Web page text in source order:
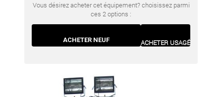
Vous désirez acheter cet équipement? choisissez parmi
ces 2 options :
ACHETER NEUF ACHETER USAGÉ